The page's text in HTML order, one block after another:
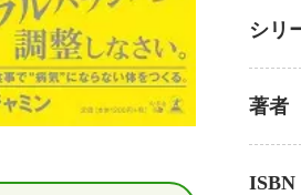
シリ
著者
ISBN